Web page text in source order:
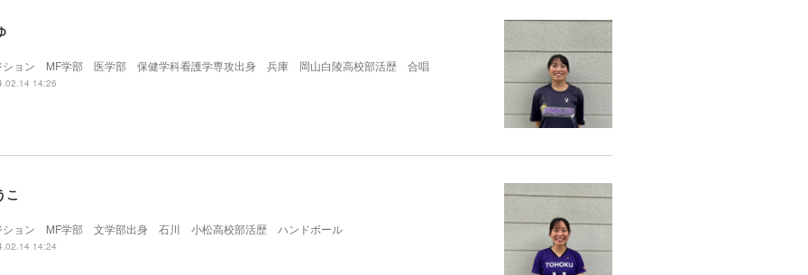
ション MF学部 医学部 保健学科看護学専攻出身 兵庫 岡山白陵高校部活歴 合唱
14:26
こ
ション MF学部 文学部出身 石川 小松高校部活歴 ハンドボール
14:24